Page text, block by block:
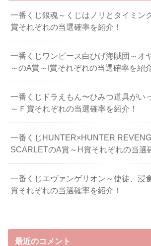
一番くじ銀魂～くじはノリとタイミン
賞それぞれの当選確率を紹介！
一番くじワンピース白ひげ海賊団～オ
～のA賞～I賞それぞれの当選確率を紹
⼀番くじドラえもん〜ひみつ道具がい
～Ｆ賞それぞれの当選確率を紹介！
一番くじHUNTER×HUNTER
SCARLETのA賞～H賞それぞれの当選
一番くじエヴァンゲリオン～使徒、浸
賞それぞれの当選確率を紹介！
最近のコメント